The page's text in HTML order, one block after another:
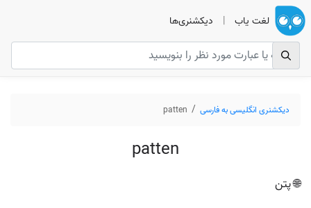
لغت یاب | دیکشنری‌ها
دیکشنری انگلیسی به فارسی patten
patten
🌐 پتن